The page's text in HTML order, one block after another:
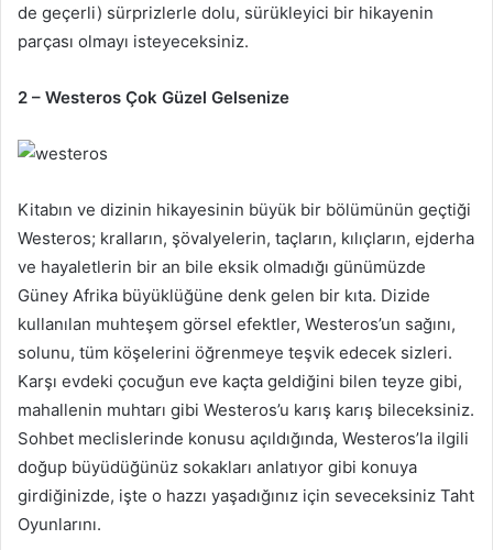
de geçerli) sürprizlerle dolu, sürükleyici bir hikayenin
parçası olmayı isteyeceksiniz.
2 – Westeros Çok Güzel Gelsenize
Kitabın ve dizinin hikayesinin büyük bir bölümünün geçtiği
Westeros; kralların, şövalyelerin, taçların, kılıçların, ejderha
ve hayaletlerin bir an bile eksik olmadığı günümüzde
Güney Afrika büyüklüğüne denk gelen bir kıta. Dizide
kullanılan muhteşem görsel efektler, Westeros’un sağını,
solunu, tüm köşelerini öğrenmeye teşvik edecek sizleri.
Karşı evdeki çocuğun eve kaçta geldiğini bilen teyze gibi,
mahallenin muhtarı gibi Westeros’u karış karış bileceksiniz.
Sohbet meclislerinde konusu açıldığında, Westeros’la ilgili
doğup büyüdüğünüz sokakları anlatıyor gibi konuya
girdiğinizde, işte o hazzı yaşadığınız için seveceksiniz Taht
Oyunlarını.